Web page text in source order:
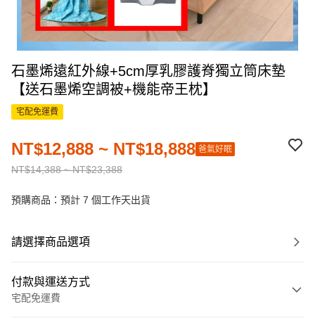
石墨烯遠紅外線+5cm厚乳膠護脊獨立筒床墊
【送石墨烯空調被+機能帝王枕】
宅配免運費
NT$14,388 ~ NT$23,388
NT$12,888 ~ NT$18,888 爸氣好眠
預購商品：預計 7 個工作天出貨
請選擇商品選項
付款與運送方式
宅配免運費